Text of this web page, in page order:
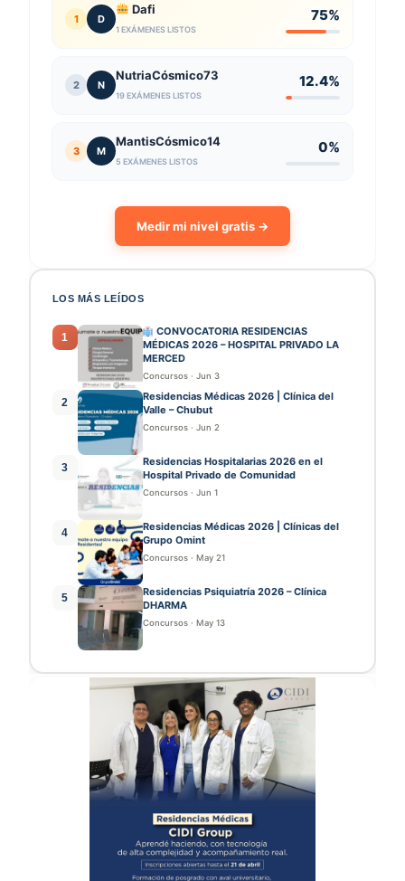
1 D
Dafi
1 EXÁMENES LISTOS
75%
2 N
NutriaCósmico73
19 EXÁMENES LISTOS
12.4%
3 M
MantisCósmico14
5 EXÁMENES LISTOS
0%
Medir mi nivel gratis →
LOS MÁS LEÍDOS
1
CONVOCATORIA RESIDENCIAS
MÉDICAS 2026 – HOSPITAL PRIVADO LA
MERCED
Concursos · Jun 3
2
Residencias Médicas 2026 | Clínica del
Valle – Chubut
Concursos · Jun 2
3
Residencias Hospitalarias 2026 en el
Hospital Privado de Comunidad
Concursos · Jun 1
4
Residencias Médicas 2026 | Clínicas del
Grupo Omint
Concursos · May 21
5
Residencias Psiquiatría 2026 – Clínica
DHARMA
Concursos · May 13